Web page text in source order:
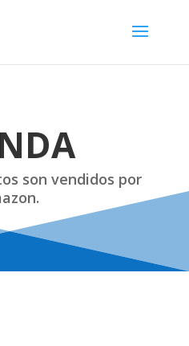
son vendidos por